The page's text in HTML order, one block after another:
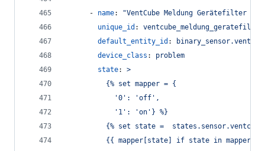
      -
name: "VentCube Meldung Gerätefilter
unique_id :
default_entity_id :
device_class : problem
state: >
          {% set mapper = {
            '0': 'off',
            '1': 'on'} %}
{% set state =
{{ mapper[state] if state in